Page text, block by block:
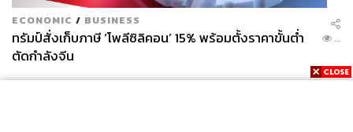
ECONOMIC / BUSINESS
ทรัมป์สั่งเก็บภาษี ‘โพลีซิลิคอน’ 15% พร้อมตั้งราคาขั้นต่ำ
ตัดกำลังจีน
...